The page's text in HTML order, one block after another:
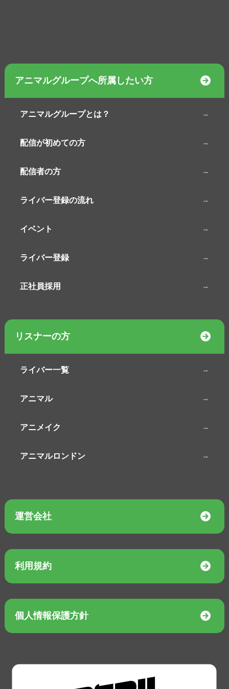
アニマルグループへ所属したい方
アニマルグループとは？
配信が初めての方
配信者の方
ライバー登録の流れ
イベント
ライバー登録
正社員採用
リスナーの方
ライバー一覧
アニマル
アニメイク
アニマルロンドン
運営会社
利用規約
個人情報保護方針